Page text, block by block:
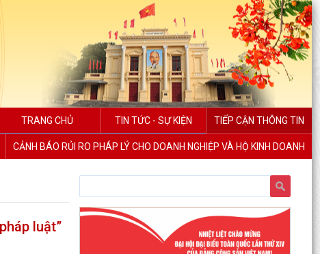
TRANG CHỦ TIN TỨC - SỰ KIỆN TIẾP CẬN THÔNG TIN
CẢNH BÁO RỦI RO PHÁP LÝ CHO DOANH NGHIỆP VÀ HỘ KINH DOANH
luật”